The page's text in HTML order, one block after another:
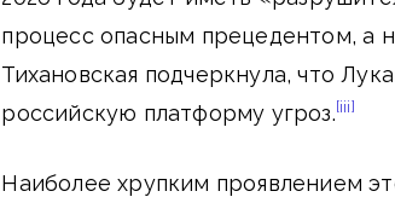
процесс опасным прецедентом, а
Тихановская подчеркнула, что
российскую платформу угроз.[iii]
Наиболее хрупким проявлением